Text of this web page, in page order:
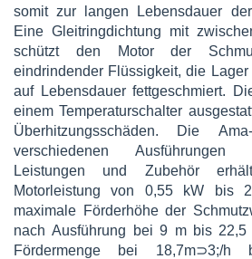
somit zur langen Lebensdauer
Eine Gleitringdichtung mit
schützt den Motor der
eindrindender Flüssigkeit, die
auf Lebensdauer fettgeschmiert.
einem Temperaturschalter
Überhitzungsschäden. Die
verschiedenen Ausführungen
Leistungen und Zubehör
Motorleistung von 0,55 kW bis
maximale Förderhöhe der
nach Ausführung bei 9 m bis
Fördermenge bei 18,7m⊃3;/